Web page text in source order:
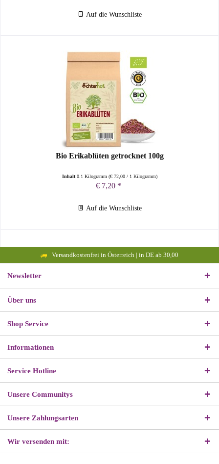
Auf die Wunschliste
Bio Erikablüten getrocknet 100g
Inhalt0.1 Kilogramm (€ 72,00/ 1 Kilogramm)
€ 7,20 *
Auf die Wunschliste
Versandkostenfrei in Österreich | in DE ab 30,00
Newsletter
Über uns
Shop Service
Informationen
Service Hotline
Unsere Communitys
Unsere Zahlungsarten
Wir versenden mit: